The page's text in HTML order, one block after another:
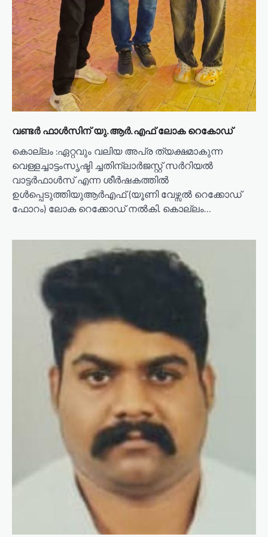
വണ്ടർ ഫാൾസിന് യു.ആർ.എഫ് ലോക റെകോഡ്
കൊല്ലം :ഏറ്റവും വലിയ അപ്ര ത്യക്ഷമാകുന്ന
വെള്ളച്ചാട്ടംസൃഷ്ടി ച്ചതിന്ലാർജസ്റ്റ് സർറിയൽ
വാട്ടർഫാൾസ് എന്ന ശീർഷകത്തിൽ
ഉൾപ്പെടുത്തിയുആർഎഫ് (യൂണി വേഴ്സ‌ൽ റെക്കോഡ്
ഫോറം) ലോക റെക്കോഡ് നൽകി. കൊല്ലം…